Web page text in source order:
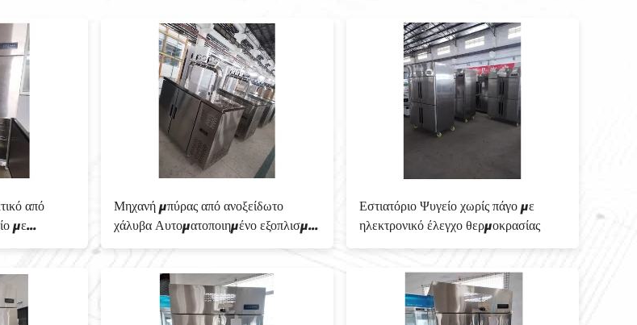
Μηχανή μπύρας από ανοξείδωτο
χάλυβα Αυτοματοποιημένο εξοπλισμό
Θέρμανση -18°C
Εστιατόριο Ψυγείο χωρίς πάγο με
ηλεκτρονικό έλεγχο θερμοκρασίας
και